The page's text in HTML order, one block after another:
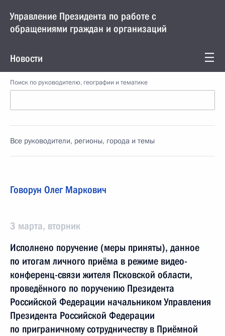
Управление Президента по работе с
обращениями граждан и организаций
Новости
Поиск по руководителю, географии и тематике
Все руководители, регионы, города и темы
Говорун Олег Маркович
3 марта, вторник
Исполнено поручение (меры приняты), данное
по итогам личного приёма в режиме видео-
конференц-связи жителя Псковской области,
проведённого по поручению Президента
Российской Федерации начальником Управления
Президента Российской Федерации
по приграничному сотрудничеству в Приёмной